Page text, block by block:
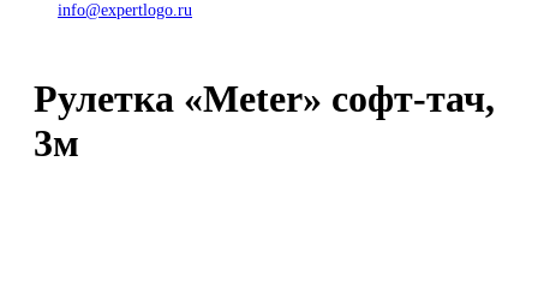
info@expertlogo.ru
Рулетка «Meter» софт-тач,
3м